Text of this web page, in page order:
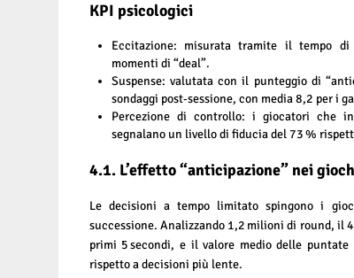
KPI psicologici
Eccitazione: misurata tramite il tempo
momenti di “deal”.
Suspense: valutata con il punteggio di
sondaggi post‑sessione, con media 8,2 per i
Percezione di controllo: i giocatori che
segnalano un livello di fiducia del 73 %
4.1. L’effetto “anticipazione” nei
Le decisioni a tempo limitato spingono i
successione. Analizzando 1,2 milioni di round, il
primi 5 secondi, e il valore medio delle
rispetto a decisioni più lente.